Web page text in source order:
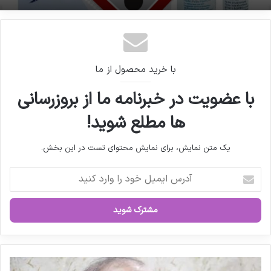
قیمت داروها بکار گیرند.
مدیر پخمه ی پاک به درد جمهوری اسلامی نمی خورد
با خرید محصول از ما
با عضویت در خبرنامه ما از بروزرسانی
ها مطلع شوید!
یک متن نمایش، برای نمایش محتوای تست در این بخش.
ر
ا
ی
م